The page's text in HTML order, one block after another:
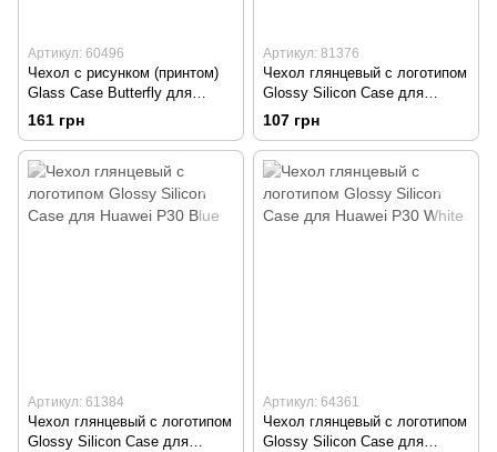
Артикул: 60496
Чехол с рисунком (принтом)
Glass Case Butterfly для
Huawei P30 Mix
161 грн
Артикул: 81376
Чехол глянцевый с логотипом
Glossy Silicon Case для
Huawei P30 Orange
107 грн
Артикул: 61384
Чехол глянцевый с логотипом
Glossy Silicon Case для
Артикул: 64361
Чехол глянцевый с логотипом
Glossy Silicon Case для